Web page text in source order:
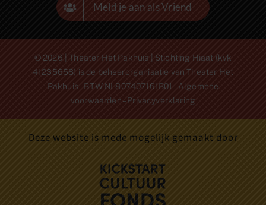
Meld je aan als Vriend
© 2026 | Theater Het Pakhuis | Stichting Hiaat (kvk
41235658) is de beheerorganisatie van Theater Het
Pakhuis – BTW NL807407161B01 –Algemene
voorwaarden–Privacyverklaring
Deze website is mede mogelijk gemaakt door